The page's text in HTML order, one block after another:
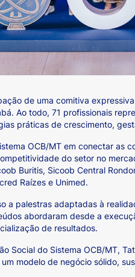
de uma comitiva
Ao todo, 71 profissionais
práticas de crescimento,
OCB/MT em conectar as
do setor no
Buritis, Sicoob Central
Raízes e Unimed.
a palestras adaptadas à
abordaram desde a
de resultados.
Social do Sistema OCB/MT,
modelo de negócio sólido,